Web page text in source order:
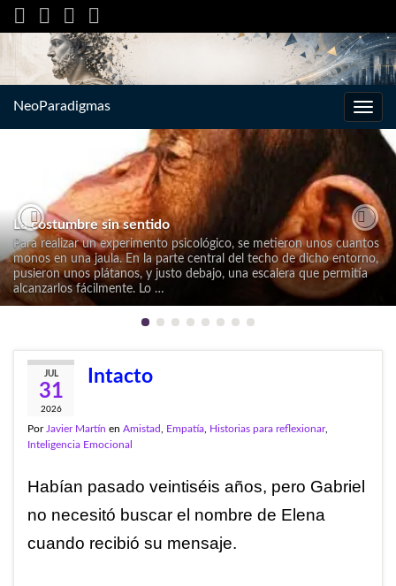
la
NeoParadigmas
La costumbre sin sentido
Para realizar un experimento psicológico, se metieron unos cuantos
monos en una jaula. En la parte central del techo de dicho entorno,
pusieron unos plátanos, y justo debajo, una escalera que permitía
alcanzarlos fácilmente. Lo …
Previous
JUL
31
2026
Intacto
Por Javier Martín en Amistad Empatía Historias para reflexionar,
Inteligencia Emocional
Habían pasado veintiséis años, pero Gabriel
no necesitó buscar el nombre de Elena
cuando recibió su mensaje.